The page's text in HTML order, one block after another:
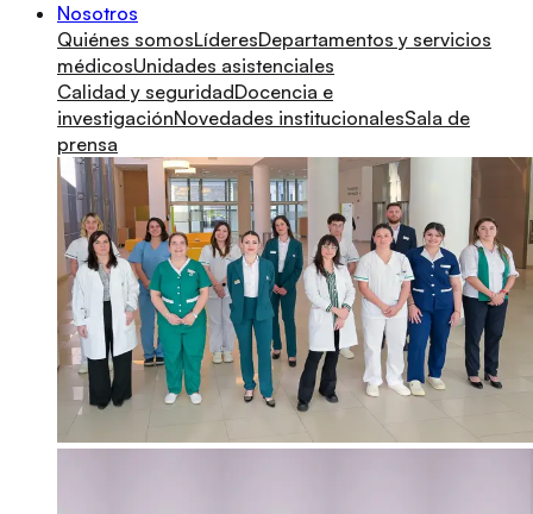
Nosotros
Quiénes somosLíderesDepartamentos y servicios
médicosUnidades asistenciales
Calidad y seguridadDocencia e
investigaciónNovedades institucionalesSala de
prensa